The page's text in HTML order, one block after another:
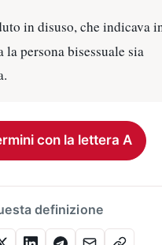
in disuso, che indicava
la persona bisessuale sia
con la lettera A
definizione